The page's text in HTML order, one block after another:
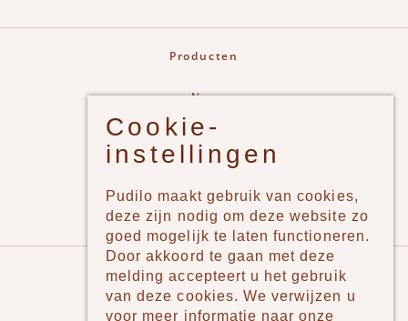
Producten
New
Jongens
Meisjes
Merken
Pudilo
Over ons
Cookie-
instellingen
Pudilo maakt gebruik van cookies,
deze zijn nodig om deze website zo
goed mogelijk te laten functioneren.
Door akkoord te gaan met deze
melding accepteert u het gebruik
van deze cookies. We verwijzen u
voor meer informatie naar onze